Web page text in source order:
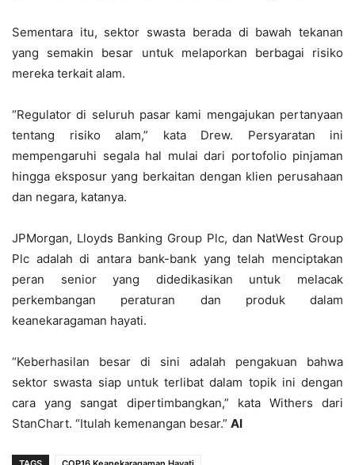
Sementara itu, sektor swasta berada di bawah tekanan
yang semakin besar untuk melaporkan berbagai risiko
mereka terkait alam.
“Regulator di seluruh pasar kami mengajukan pertanyaan
tentang risiko alam,” kata Drew. Persyaratan ini
mempengaruhi segala hal mulai dari portofolio pinjaman
hingga eksposur yang berkaitan dengan klien perusahaan
dan negara, katanya.
JPMorgan, Lloyds Banking Group Plc, dan NatWest Group
Plc adalah di antara bank-bank yang telah menciptakan
peran senior yang didedikasikan untuk melacak
perkembangan peraturan dan produk dalam
keanekaragaman hayati.
“Keberhasilan besar di sini adalah pengakuan bahwa
sektor swasta siap untuk terlibat dalam topik ini dengan
cara yang sangat dipertimbangkan,” kata Withers dari
StanChart. “Itulah kemenangan besar.” AI